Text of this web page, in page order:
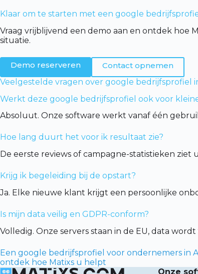
Klaar om te starten met een google
Vraag vrijblijvend een demo aan en ontdek hoe
situatie.
Demo reserveren
Contact opnemen
Veelgestelde vragen over google bedrijfsprofiel
Werkt deze google bedrijfsprofiel ook voor
Absoluut. Onze software werkt vanaf één
Hoe lang duurt het voor ik resultaat zie?
De eerste reviews of campagne-statistieken ziet
Krijg ik begeleiding bij de opstart?
Ja. Elke nieuwe klant krijgt een persoonlijke
Is mijn data veilig en GDPR-conform?
Volledig. Onze servers staan in de EU, data
Een google bedrijfsprofiel voor ondernemers in
ontdek hoe Matixs u helpt
Onze